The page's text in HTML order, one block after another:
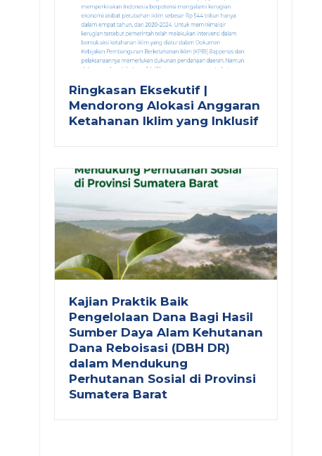
Ringkasan Eksekutif |
Mendorong Alokasi Anggaran
Ketahanan Iklim yang Inklusif
Kajian Praktik Baik
Pengelolaan Dana Bagi Hasil
Sumber Daya Alam Kehutanan
Dana Reboisasi (DBH DR)
dalam Mendukung
Perhutanan Sosial di Provinsi
Sumatera Barat